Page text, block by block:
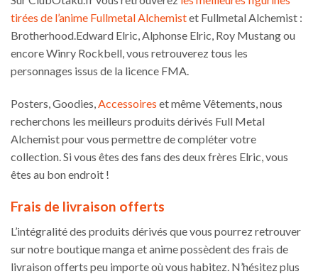
tirées de l’anime Fullmetal Alchemistet Fullmetal Alchemist :
Brotherhood.Edward Elric, Alphonse Elric, Roy Mustang ou
encore Winry Rockbell, vous retrouverez tous les
personnages issus de la licence FMA.
Posters, Goodies,Accessoires et même Vêtements, nous
recherchons les meilleurs produits dérivés Full Metal
Alchemist pour vous permettre de compléter votre
collection. Si vous êtes des fans des deux frères Elric, vous
êtes au bon endroit !
Frais de livraison offerts
L’intégralité des produits dérivés que vous pourrez retrouver
sur notre boutique manga et anime possèdent des frais de
livraison offerts peu importe où vous habitez. N’hésitez plus